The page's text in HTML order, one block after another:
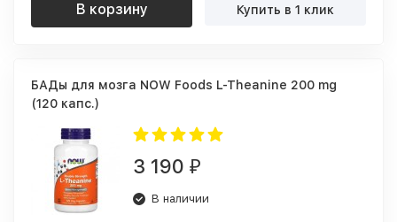
В корзину Купить в 1 клик
БАДы для мозга NOW Foods L-Theanine 200 mg
(120 капс.)
3 190 ₽
В наличии